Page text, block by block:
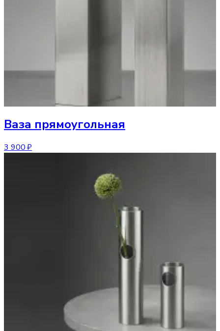
Ваза прямоугольная
3 900 ₽